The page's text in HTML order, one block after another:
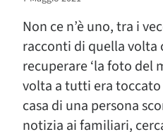
Non ce n’è uno, tra i
racconti di quella volta
recuperare ‘la foto del
volta a tutti era
casa di una persona
notizia ai familiari,